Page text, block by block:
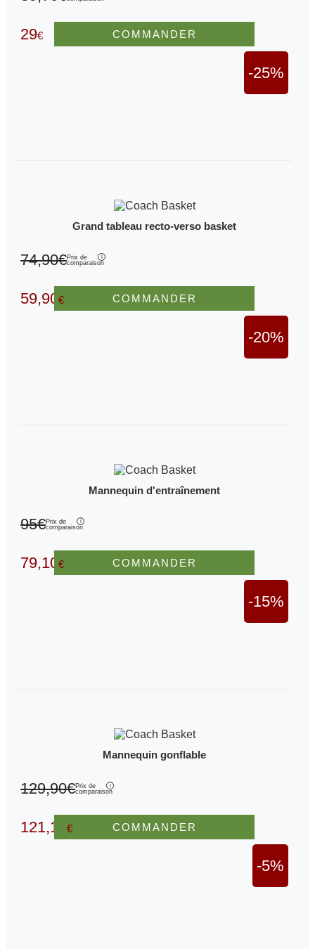
29€
-25%
COMMANDER
Grand tableau recto-verso basket
74,90€Prix de
comparaison
59,90€
-20%
COMMANDER
Mannequin d'entraînement
95€Prix de
comparaison
79,10€
-15%
COMMANDER
Mannequin gonflable
129,90€Prix de
comparaison
121,10€
-5%
COMMANDER